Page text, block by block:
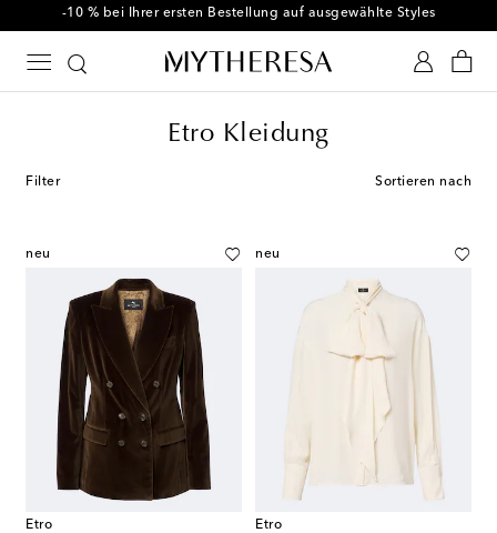
-10 % bei Ihrer ersten Bestellung auf ausgewählte Styles
Etro Kleidung
Filter Sortieren nach
neu
Etro
neu
Etro